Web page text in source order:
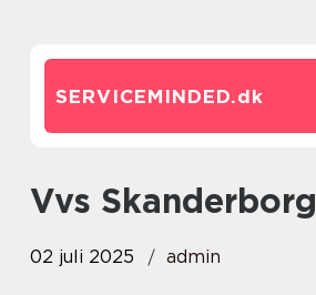
SERVICEMINDED.dk
Vvs Skanderborg
02 juli 2025 admin